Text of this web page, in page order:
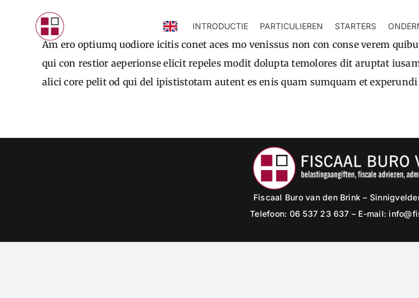
INTRODUCTIE PARTICULIEREN STARTERS
Am ero optiumq uodiore icitis conet aces mo venissus non con conse verem
qui con restior aeperionse elicit repeles modit dolupta temolores dit aruptat
alici core pelit od qui del ipististotam autent es enis quam sumquam et experundi
Fiscaal Buro van den Brink –
Telefoon: 06 537 23 637 – E-mail: